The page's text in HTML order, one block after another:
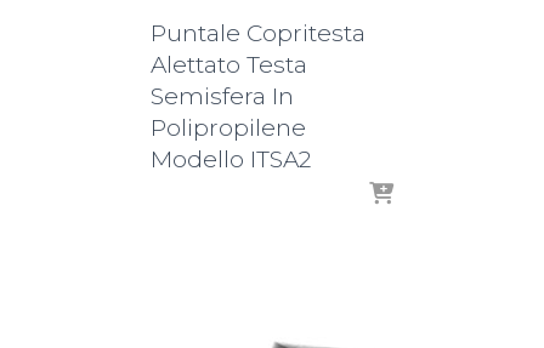
Puntale Copritesta
Alettato Testa
Semisfera In
Polipropilene
Modello ITSA2